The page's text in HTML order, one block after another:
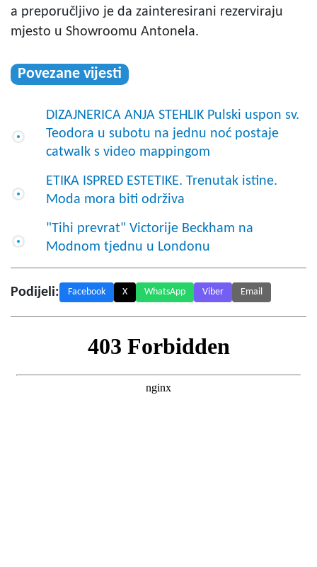
a preporučljivo je da zainteresirani rezerviraju
mjesto u Showroomu Antonela.
Povezane vijesti
DIZAJNERICA ANJA STEHLIK Pulski uspon sv.
Teodora u subotu na jednu noć postaje
catwalk s video mappingom
ETIKA ISPRED ESTETIKE. Trenutak istine.
Moda mora biti održiva
"Tihi prevrat" Victorije Beckham na
Modnom tjednu u Londonu
Podijeli: Facebook X WhatsApp Viber Email